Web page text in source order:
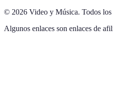
© 2026 Video y Música. Todos los
Algunos enlaces son enlaces de